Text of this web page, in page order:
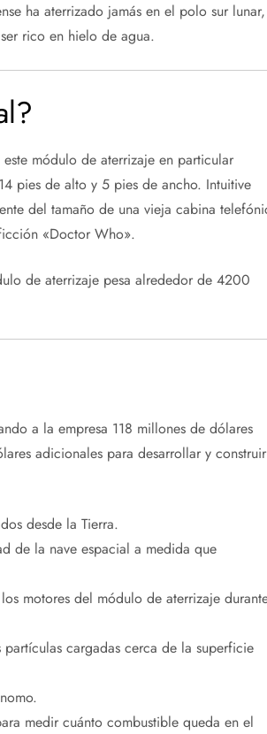
ha aterrizado jamás en el polo sur lunar,
rico en hielo de agua.
módulo de aterrizaje en particular
pies de alto y 5 pies de ancho. Intuitive
del tamaño de una vieja cabina
«Doctor Who».
de aterrizaje pesa alrededor de 4200
a la empresa 118 millones de dólares
adicionales para desarrollar y construir
desde la Tierra.
de la nave espacial a medida que
motores del módulo de aterrizaje
cargadas cerca de la superficie
medir cuánto combustible queda en el